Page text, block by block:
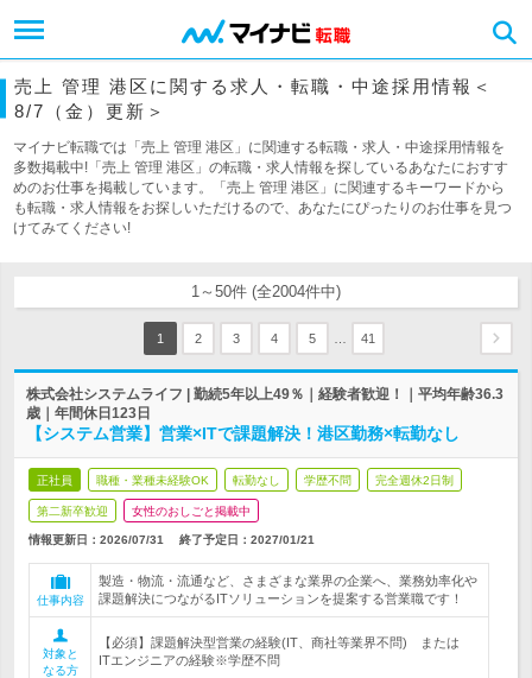
売上 管理 港区に関する求人・転職・中途採用情報＜
8/7（金）更新＞
マイナビ転職では「売上 管理 港区」に関連する転職・求人・中途採用情報を
多数掲載中!「売上 管理 港区」の転職・求人情報を探しているあなたにおすす
めのお仕事を掲載しています。「売上 管理 港区」に関連するキーワードから
も転職・求人情報をお探しいただけるので、あなたにぴったりのお仕事を見つ
けてみてください!
1～50件 (全2004件中)
1 2 3 4 5 41
株式会社システムライフ | 勤続5年以上49％｜経験者歓迎！｜平均年齢36.3
歳｜年間休日123日
【システム営業】営業×ITで課題解決！港区勤務×転勤なし
正社員 職種・業種未経験OK 転勤なし 学歴不問 完全週休2日制
第二新卒歓迎 女性のおしごと掲載中
情報更新日：2026/07/31 終了予定日： 2027/01/21
仕事内容
製造・物流・流通など、さまざまな業界の企業へ、業務効率化や
課題解決につながるITソリューションを提案する営業職です！
対象と
なる方
【必須】課題解決型営業の経験(IT、商社等業界不問) または
ITエンジニアの経験※学歴不問